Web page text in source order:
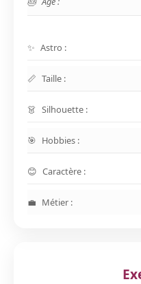
Astro :
Taille :
Silhouette :
Hobbies :
Caractère :
Métier :